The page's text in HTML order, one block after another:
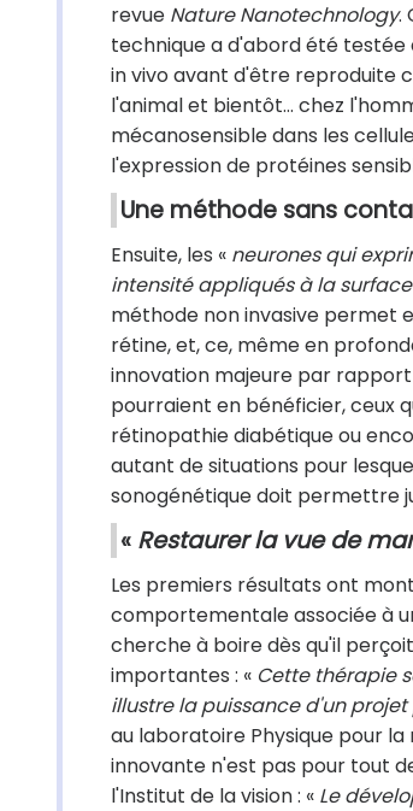
revue Nature Nanotechnology.
technique a d'abord été testée
in vivo avant d'être reproduite
l'animal et bientôt… chez
mécanosensible dans les
l'expression de protéines
Une méthode sans
Ensuite, les « neurones qui
intensité appliqués à la
méthode non invasive permet
rétine, et, ce, même en
innovation majeure par
pourraient en bénéficier, ceux
rétinopathie diabétique ou
autant de situations pour
sonogénétique doit permettre
« Restaurer la vue de
Les premiers résultats ont
comportementale associée à
cherche à boire dès qu'il
importantes : « Cette thérapie
illustre la puissance d'un
au laboratoire Physique pour
innovante n'est pas pour tout
l'Institut de la vision : « Le